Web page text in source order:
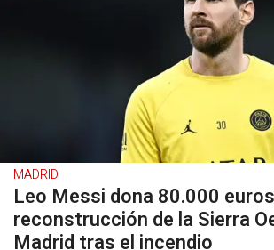
MADRID
Leo Messi dona 80.000
reconstrucción de la Sierra
Madrid tras el incendio